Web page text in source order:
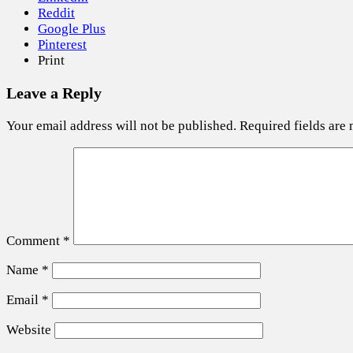
Reddit
Google Plus
Pinterest
Print
Leave a Reply
Your email address will not be published. Required fields are
Comment *
Name *
Email *
Website